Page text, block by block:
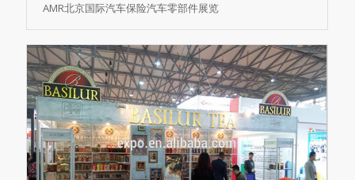
AMR北京国际汽车保险汽车零部件展览